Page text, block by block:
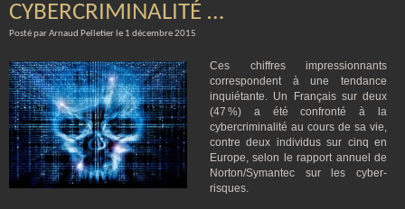
CYBERCRIMINALITÉ …
Posté par Arnaud Pelletier le 1 décembre 2015
Ces chiffres impressionnants
correspondent à une tendance
inquiétante. Un Français sur deux
(47 %) a été confronté à la
cybercriminalité au cours de sa vie,
contre deux individus sur cinq en
Europe, selon le rapport annuel de
Norton/Symantec sur les cyber-
risques.